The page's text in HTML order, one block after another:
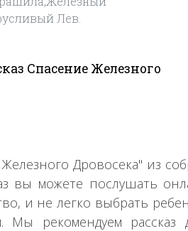
Лев.
Спасение Железного
Дровосека" из
вы можете послушать
и не легко выбрать
Мы рекомендуем